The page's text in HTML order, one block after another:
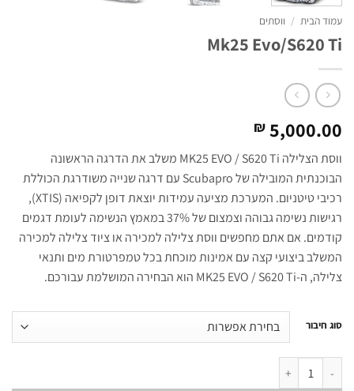
עמוד הבית / ווסתים
Mk25 Evo/S620 Ti
₪ 5,000.00
ווסת הצלילה MK25 EVO / S620 Ti משלב את הדרגה הראשונה
הבוכנתית המובילה של Scubapro עם דרגה שנייה משודרגת הכוללת
רכיבי טיטניום. המערכת מציעה עמידות יוצאת דופן לקפיאה (XTIS),
רגישות נשימה גבוהה וצמצום של 37% במאמץ הנשימה לעומת דגמים
קודמים. אם אתם מחפשים ווסת צלילה למכירה או ציוד צלילה למכירה
המשלב ביצועי קצה עם אמינות מוכחת בכל טמפרטורת מים ותנאי
צלילה, ה-MK25 EVO / S620 Ti הוא הבחירה המושלמת עבורכם.
סוג חיבור
כמות של Mk25 Evo/S620 Ti